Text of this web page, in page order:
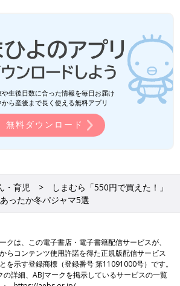
生後日数に合った情報を毎日お届け
ら産後まで長く使える無料アプリ
無料ダウンロード
・育児
しまむら「550円で買えた！」
ったか冬パジャマ5選
クは、この電子書店・電子書籍配信サービスが、
らコンテンツ使用許諾を得た正規版配信サービス
を示す登録商標（登録番号 第11091000号）です。
の詳細、ABJマークを掲示しているサービスの一覧